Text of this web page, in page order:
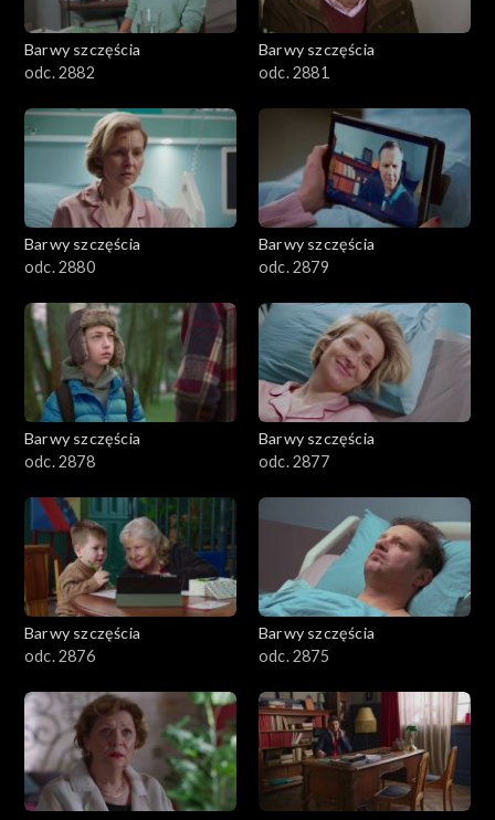
Barwy szczęścia
odc. 2882
Barwy szczęścia
odc. 2881
Barwy szczęścia
odc. 2880
Barwy szczęścia
odc. 2879
Barwy szczęścia
odc. 2878
Barwy szczęścia
odc. 2877
Barwy szczęścia
odc. 2876
Barwy szczęścia
odc. 2875